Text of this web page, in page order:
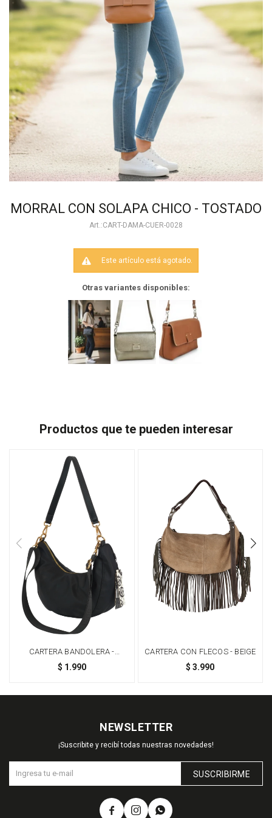
MORRAL CON SOLAPA CHICO - TOSTADO
CART-DAMA-CUER-0028
Este artículo está agotado.
Otras variantes disponibles:
Productos que te pueden interesar
CARTERA BANDOLERA -
NEGRO
$ 1.990
CARTERA CON FLECOS - BEIGE
$ 3.990
NEWSLETTER
¡Suscribite y recibí todas nuestras novedades!
SUSCRIBIRME
  